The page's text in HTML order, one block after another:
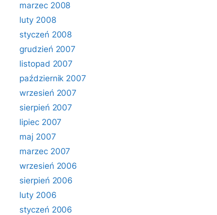
marzec 2008
luty 2008
styczeń 2008
grudzień 2007
listopad 2007
październik 2007
wrzesień 2007
sierpień 2007
lipiec 2007
maj 2007
marzec 2007
wrzesień 2006
sierpień 2006
luty 2006
styczeń 2006